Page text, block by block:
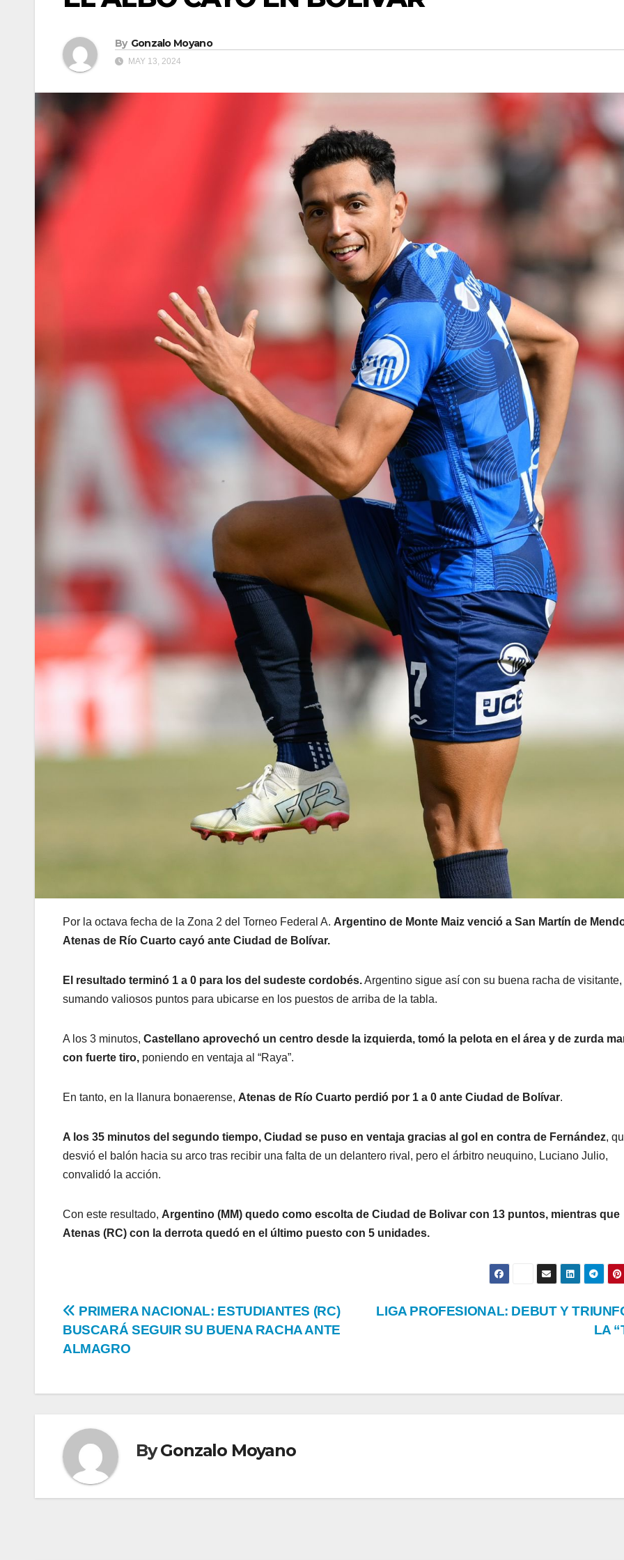
By Gonzalo Moyano
MAY 13, 2024
Por la octava fecha de la Zona 2 del Torneo Federal A. Argentino de Monte Maiz venció a San Martín de
Atenas de Río Cuarto cayó ante Ciudad de Bolívar.
El resultado terminó 1 a 0 para los del sudeste cordobés.Argentino sigue así con su buena racha de visitante,
sumando valiosos puntos para ubicarse en los puestos de arriba de la tabla.
A los 3 minutos, Castellano aprovechó un centro desde la izquierda, tomó la pelota en el área y de zurda
con fuerte tiro, poniendo en ventaja al “Raya”.
En tanto, en la llanura bonaerense, Atenas de Río Cuarto perdió por 1 a 0 ante Ciudad de Bolívar.
A los 35 minutos del segundo tiempo, Ciudad se puso en ventaja gracias al gol en contra de Fernández,
desvió el balón hacia su arco tras recibir una falta de un delantero rival, pero el árbitro neuquino, Luciano Julio,
convalidó la acción.
Con este resultado, Argentino (MM) quedo como escolta de Ciudad de Bolivar con 13 puntos, mientras que
Atenas (RC) con la derrota quedó en el último puesto con 5 unidades.
Navegación
de
LIGA PROFESIONAL: DEBUT Y
LA
PRIMERA NACIONAL: ESTUDIANTES (RC)
BUSCARÁ SEGUIR SU BUENA RACHA ANTE
ALMAGRO
ByGonzalo Moyano
LIGA PROFESIONAL
BELGRANO
EMPATE EN
VICTORIA
COMO
5 AGOSTO, 2026
GONZALO MOYANO
FÚTBOL LIGA CORDOBESA DE FÚTBOL
SAN
VOLVIÓ A LA
GLORIA:
CAMPEÓN
DESPUÉS DE
42 AÑOS
4 AGOSTO, 2026
GONZALO MOYANO
LIGA
TIGRE
UNA
4 AGOSTO,